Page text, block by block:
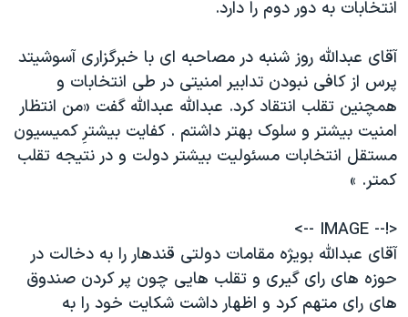
انتخابات به دور دوم را دارد.
آقای عبدالله روز شنبه در مصاحبه ای با خبرگزاری آسوشيتد
پرس از کافی نبودن تدابير امنيتی در طی انتخابات و
همچنين تقلب انتقاد کرد. عبدالله عبدالله گفت «من انتظار
امنيت بيشتر و سلوک بهتر داشتم . کفايت بيشترِ کميسيون
مستقل انتخابات مسئوليت بيشتر دولت و در نتيجه تقلب
کمتر. »
<!-- IMAGE -->
آقای عبدالله بويژه مقامات دولتی قندهار را به دخالت در
حوزه های رای گيری و تقلب هايی چون پر کردن صندوق
های رای متهم کرد و اظهار داشت شکايت خود را به